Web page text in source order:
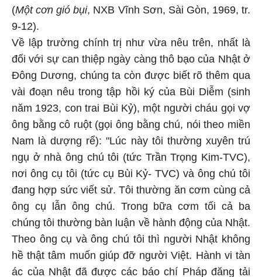
(Một cơn gió bụi, NXB Vĩnh Sơn, Sài Gòn, 1969, tr.
9-12).
Về lập trường chính trị như vừa nêu trên, nhất là
đối với sự can thiệp ngày càng thô bạo của Nhật ở
Đông Dương, chúng ta còn được biết rõ thêm qua
vài đoạn nêu trong tập hồi ký của Bùi Diễm (sinh
năm 1923, con trai Bùi Kỷ), một người cháu gọi vợ
ông bằng cô ruột (gọi ông bằng chú, nói theo miền
Nam là dượng rể): "Lúc này tôi thường xuyên trú
ngụ ở nhà ông chú tôi (tức Trần Trọng Kim-TVC),
nơi ông cụ tôi (tức cụ Bùi Kỷ- TVC) và ông chú tôi
đang hợp sức viết sử. Tôi thường ăn cơm cùng cả
ông cụ lẫn ông chú. Trong bữa cơm tối cả ba
chúng tôi thường bàn luận về hành động của Nhật.
Theo ông cụ và ông chú tôi thì người Nhật không
hề thật tâm muốn giúp đỡ người Việt. Hành vi tàn
ác của Nhật đã được các báo chí Pháp đăng tải